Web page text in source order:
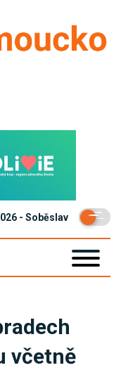
- Soběslav
včetně